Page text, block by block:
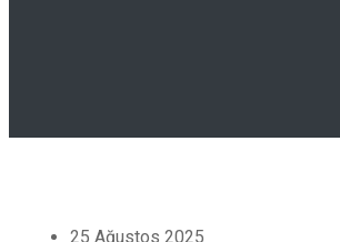
25 Ağustos 2025